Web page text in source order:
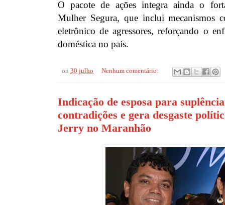
O pacote de ações integra ainda o
Mulher Segura, que inclui mecanismos
eletrônico de agressores, reforçando o
doméstica no país.
on 30 julho Nenhum comentário:
Indicação de esposa para
contradições e gera desgaste
Jerry no Maranhão